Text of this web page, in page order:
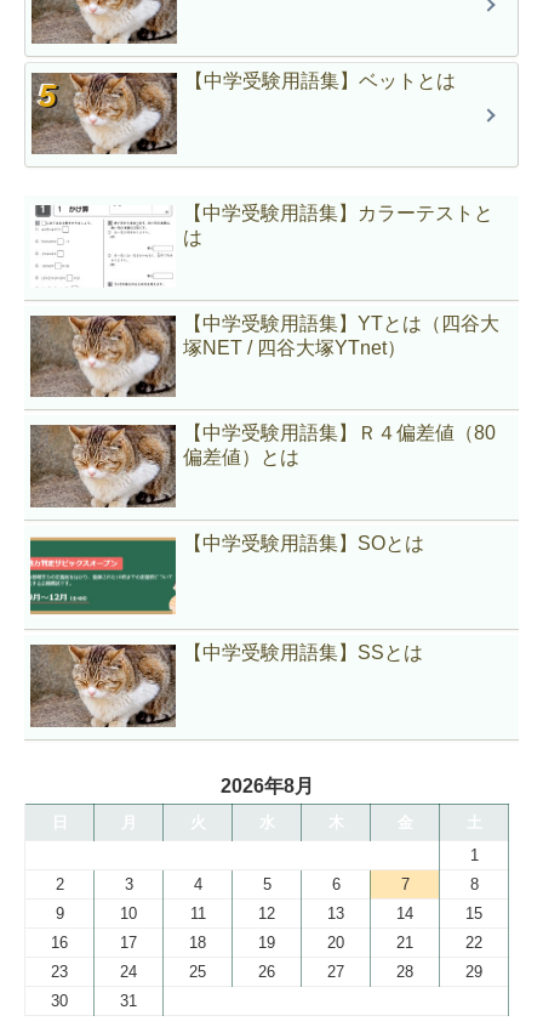
【中学受験用語集】ベットとは
【中学受験用語集】カラーテストと
は
【中学受験用語集】YTとは（四谷大
塚NET / 四谷大塚YTnet）
【中学受験用語集】Ｒ４偏差値（80
偏差値）とは
【中学受験用語集】SOとは
【中学受験用語集】SSとは
2026年8月
日 火 水 木 金
土
1
2
3 4 5 6 7
8
9
10 11 12 13 14
15
16
17 18 19 20 21
22
23
24 25 26 27 28
29
30
31